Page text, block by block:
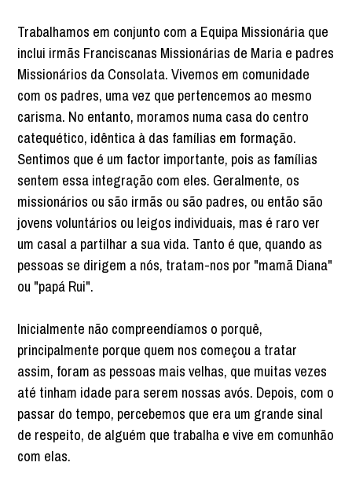
Trabalhamos em conjunto com a Equipa Missionária que
inclui irmãs Franciscanas Missionárias de Maria e padres
Missionários da Consolata. Vivemos em comunidade
com os padres, uma vez que pertencemos ao mesmo
carisma. No entanto, moramos numa casa do centro
catequético, idêntica à das famílias em formação.
Sentimos que é um factor importante, pois as famílias
sentem essa integração com eles. Geralmente, os
missionários ou são irmãs ou são padres, ou então são
jovens voluntários ou leigos individuais, mas é raro ver
um casal a partilhar a sua vida. Tanto é que, quando as
pessoas se dirigem a nós, tratam-nos por "mamã Diana"
ou "papá Rui".
Inicialmente não compreendíamos o porquê,
principalmente porque quem nos começou a tratar
assim, foram as pessoas mais velhas, que muitas vezes
até tinham idade para serem nossas avós. Depois, com o
passar do tempo, percebemos que era um grande sinal
de respeito, de alguém que trabalha e vive em comunhão
com elas.